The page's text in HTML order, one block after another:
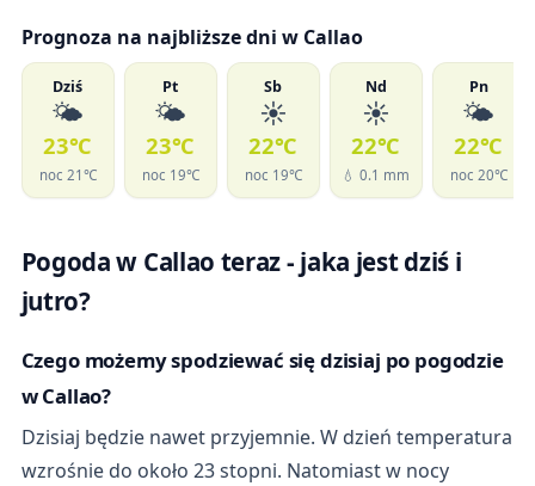
Prognoza na najbliższe dni w Callao
Dziś
🌤️
23℃
noc 21℃
Pt
🌤️
23℃
noc 19℃
Sb
☀️
22℃
noc 19℃
Nd
☀️
22℃
💧 0.1 mm
Pn
🌤️
22℃
noc 20℃
Pogoda w Callao teraz - jaka jest dziś i
jutro?
Czego możemy spodziewać się dzisiaj po pogodzie
w Callao?
Dzisiaj będzie nawet przyjemnie. W dzień temperatura
wzrośnie do około 23 stopni. Natomiast w nocy